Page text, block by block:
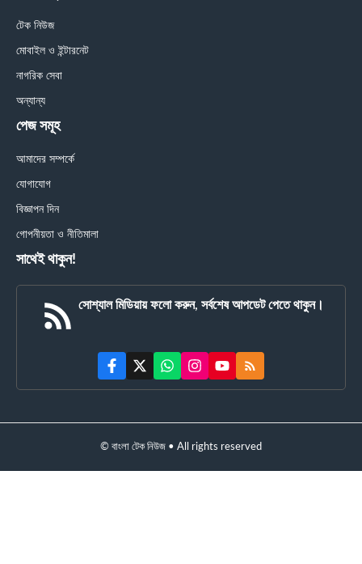
টেক নিউজ
মোবাইল ও ইন্টারনেট
নাগরিক সেবা
অন্যান্য
পেজ সমূহ
আমাদের সম্পর্কে
যোগাযোগ
বিজ্ঞাপন দিন
গোপনীয়তা ও নীতিমালা
সাথেই থাকুন!
সোশ্যাল মিডিয়ায় ফলো করুন, সর্বশেষ আপডেট পেতে থাকুন।
© বাংলা টেক নিউজ • All rights reserved